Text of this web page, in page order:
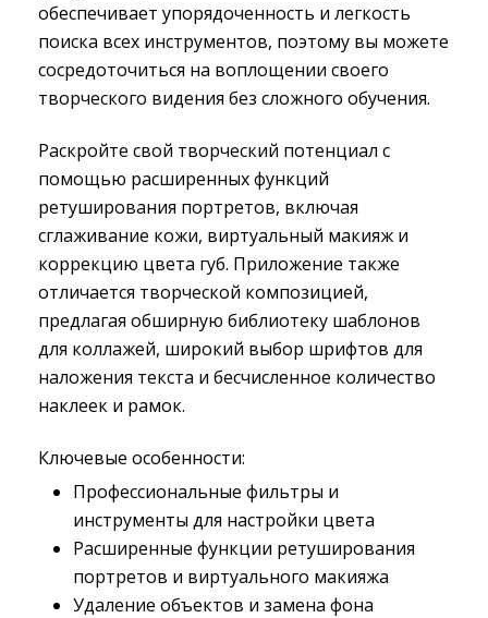
обеспечивает упорядоченность и легкость
поиска всех инструментов, поэтому вы можете
сосредоточиться на воплощении своего
творческого видения без сложного обучения.
Раскройте свой творческий потенциал с
помощью расширенных функций
ретуширования портретов, включая
сглаживание кожи, виртуальный макияж и
коррекцию цвета губ. Приложение также
отличается творческой композицией,
предлагая обширную библиотеку шаблонов
для коллажей, широкий выбор шрифтов для
наложения текста и бесчисленное количество
наклеек и рамок.
Ключевые особенности:
Профессиональные фильтры и
инструменты для настройки цвета
Расширенные функции ретуширования
портретов и виртуального макияжа
Удаление объектов и замена фона